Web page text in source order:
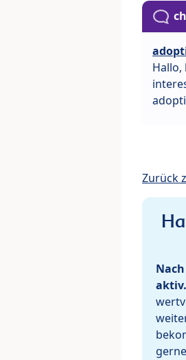
Hallo,
Zurück
aktiv.